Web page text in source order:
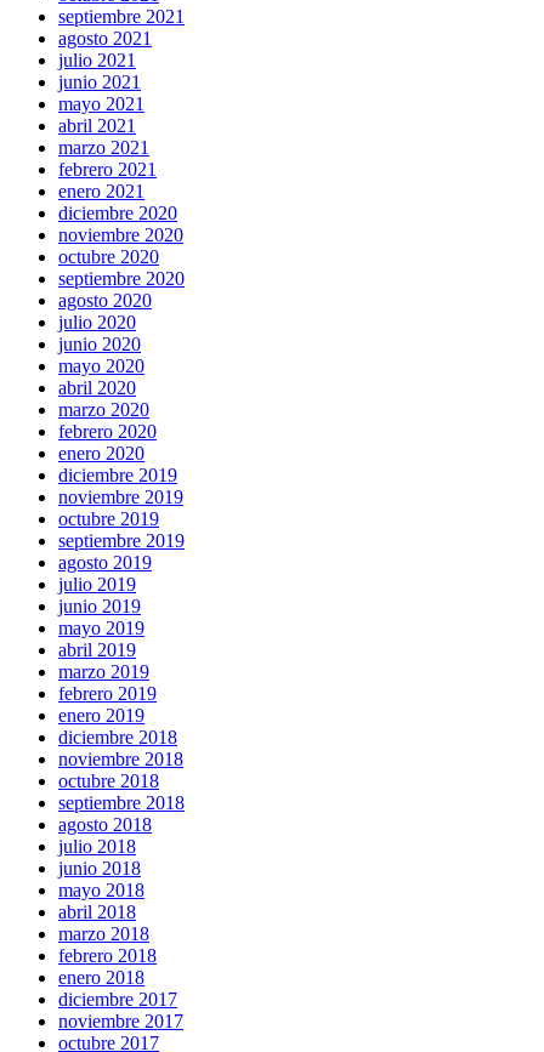
septiembre 2021
agosto 2021
julio 2021
junio 2021
mayo 2021
abril 2021
marzo 2021
febrero 2021
enero 2021
diciembre 2020
noviembre 2020
octubre 2020
septiembre 2020
agosto 2020
julio 2020
junio 2020
mayo 2020
abril 2020
marzo 2020
febrero 2020
enero 2020
diciembre 2019
noviembre 2019
octubre 2019
septiembre 2019
agosto 2019
julio 2019
junio 2019
mayo 2019
abril 2019
marzo 2019
febrero 2019
enero 2019
diciembre 2018
noviembre 2018
octubre 2018
septiembre 2018
agosto 2018
julio 2018
junio 2018
mayo 2018
abril 2018
marzo 2018
febrero 2018
enero 2018
diciembre 2017
noviembre 2017
octubre 2017